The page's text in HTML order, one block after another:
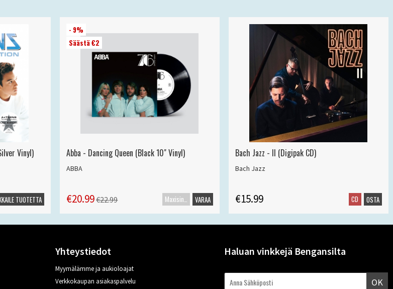
Vinyl)
TUOTETTA
- 9%
Säästä €2
Abba - Dancing Queen (Black 10" Vinyl)
ABBA
€20.99€22.99 Maxisingle VARAA
Bach Jazz - II (Digipak CD)
Bach Jazz
€15.99 CD OSTA
Yhteystiedot
Myymälämme ja aukioloajat
Verkkokaupan asiakaspalvelu
Haluan vinkkejä Bengansilta
OK